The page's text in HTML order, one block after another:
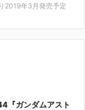
2019年3月発売予定
『ガンダムアスト